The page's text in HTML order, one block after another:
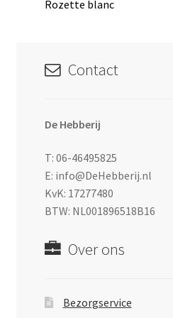
navigatie
bericht:
Rozette blanc
Contact
De Hebberij
T: 06-46495825
E: info@DeHebberij.nl
KvK: 17277480
BTW: NL001896518B16
Over ons
Bezorgservice